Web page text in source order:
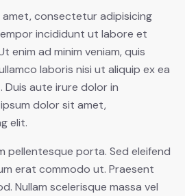
consectetur adipisicing
incididunt ut labore et
enim ad minim veniam, quis
laboris nisi ut aliquip ex ea
aute irure dolor in
dolor sit amet,
elit.
pellentesque porta. Sed eleifend
erat commodo ut. Praesent
Nullam scelerisque massa vel